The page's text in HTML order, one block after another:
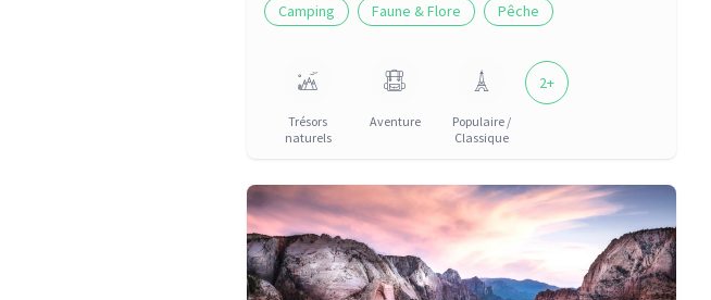
Camping
Faune & Flore Pêche
Trésors
naturels
Aventure
Populaire /
Classique
2+